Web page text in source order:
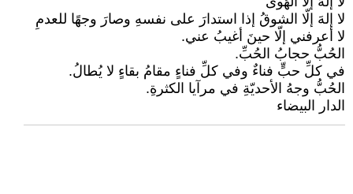
لا إلهَ إلّا الشوقُ إذا استدارَ على نفسهِ وصارَ وجهًا للعدمِ
لا أعرفني إلّا حينَ أغيبُ عني.
الحُبُّ حجابُ الحُبِّ.
في كلِّ حبٍّ فناءٌ وفي كلِّ فناءٍ مقامُ بقاءٍ لا يُطالُ.
الحُبُّ وجهُ الأحديّةِ في مرآيا الكثرةِ.
الدار البيضاء